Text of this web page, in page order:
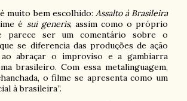
muito bem escolhido: Assalto à Brasileira
é sui generis, assim como o próprio
parece ser um comentário sobre o
se diferencia das produções de ação
abraçar o improviso e a gambiarra
brasileiro. Com essa metalinguagem,
o filme se apresenta como um
à brasileira”.